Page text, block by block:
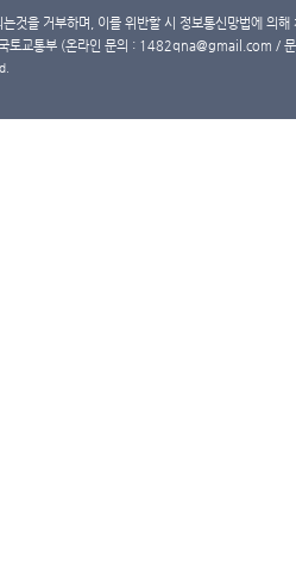
것을 거부하며, 이를 위반할 시 정보통신망법에 의
토교통부 (온라인 문의 : 1482qna@gmail.com /